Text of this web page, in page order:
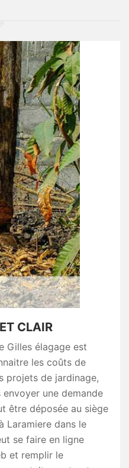
CLAIR
Gilles élagage est
les coûts de
projets de jardinage,
une demande
être déposée au siège
Laramiere dans le
se faire en ligne
et remplir le